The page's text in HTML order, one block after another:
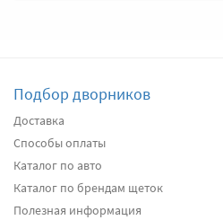
Подробнее
Передние дворники
Подбор дворников
Доставка
Способы оплаты
Каталог по авто
Каталог по брендам щеток
Полезная информация